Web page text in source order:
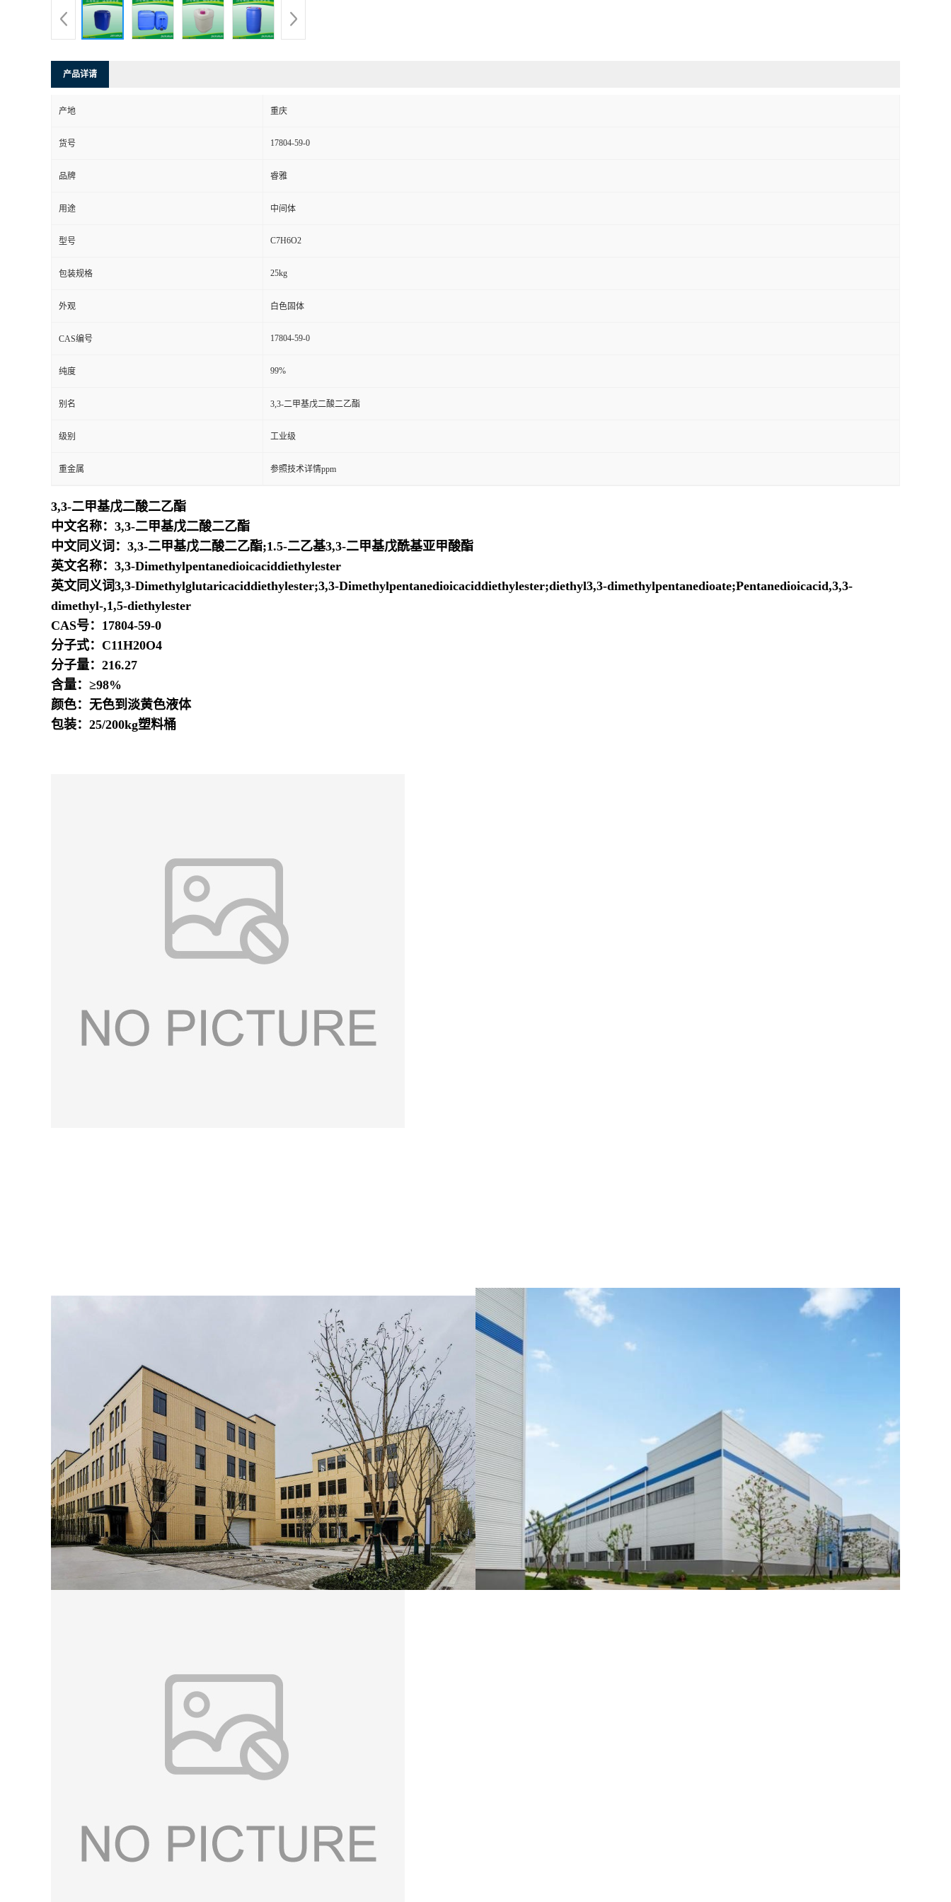
产品详请
产地 重庆
货号 17804-59-0
品牌 睿雅
用途 中间体
型号 C7H6O2
包装规格 25kg
外观 白色固体
CAS编号 17804-59-0
纯度 99%
别名 3,3-二甲基戊二酸二乙酯
级别 工业级
重金属 参照技术详情ppm
3,3-二甲基戊二酸二乙酯
中文名称：3,3-二甲基戊二酸二乙酯
中文同义词：3,3-二甲基戊二酸二乙酯;1.5-二乙基3,3-二甲基戊酰基亚甲酸酯
英文名称：3,3-Dimethylpentanedioicaciddiethylester
英文同义词3,3-Dimethylglutaricaciddiethylester;3,3-Dimethylpentanedioicaciddiethylester;diethyl3,3-dimethylpentanedioate;Pentanedioicacid,3,3-
dimethyl-,1,5-diethylester
CAS号：17804-59-0
分子式：C11H20O4
分子量：216.27
含量：≥98%
颜色：无色到淡黄色液体
包装：25/200kg塑料桶